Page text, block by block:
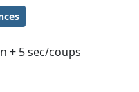
+ 5 sec/coups